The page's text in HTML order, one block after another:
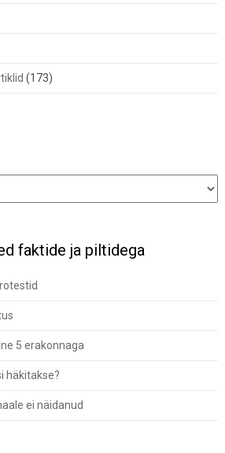
(173)
faktide ja piltidega
5 erakonnaga
häkitakse?
ei näidanud